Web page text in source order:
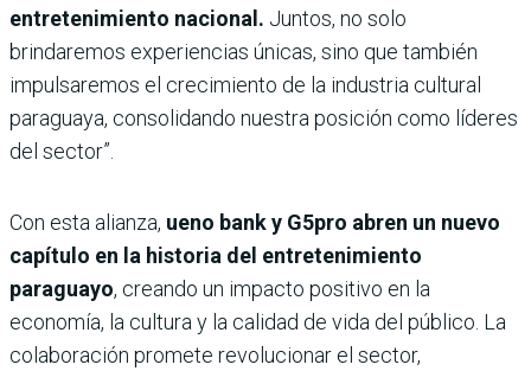
entretenimiento nacional. Juntos, no solo
brindaremos experiencias únicas, sino que también
impulsaremos el crecimiento de la industria cultural
paraguaya, consolidando nuestra posición como líderes
del sector”.
Con esta alianza, ueno bank y G5pro abren un nuevo
capítulo en la historia del entretenimiento
paraguayo, creando un impacto positivo en la
economía, la cultura y la calidad de vida del público. La
colaboración promete revolucionar el sector,